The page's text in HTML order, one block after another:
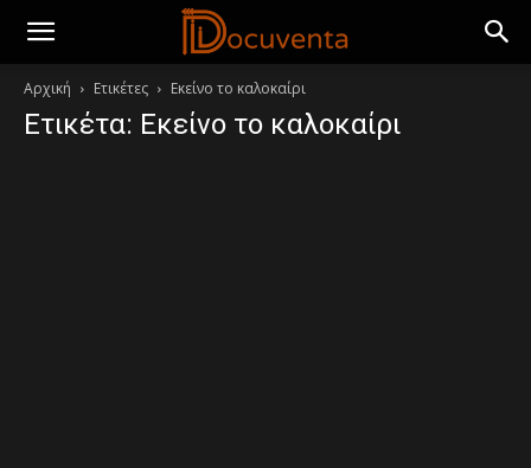
Αρχική Ετικέτες Εκείνο το καλοκαίρι
Ετικέτα: Εκείνο το καλοκαίρι